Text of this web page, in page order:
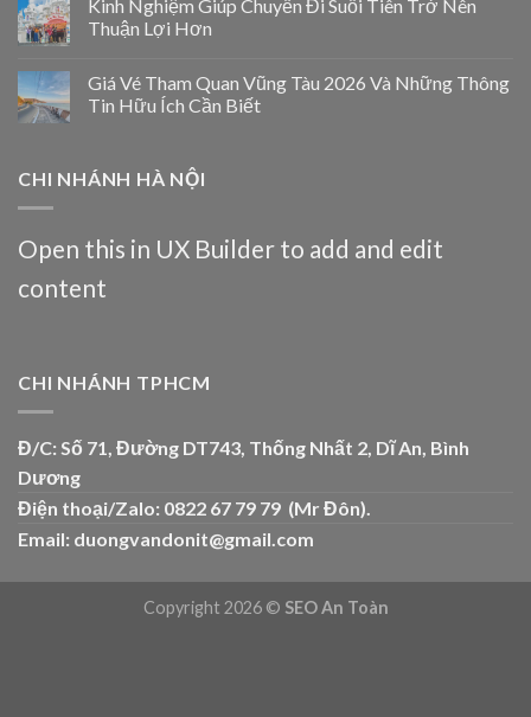
Kinh Nghiệm Giúp Chuyến Đi Suối Tiên Trở Nên
Thuận Lợi Hơn
Giá Vé Tham Quan Vũng Tàu 2026 Và Những Thông
Tin Hữu Ích Cần Biết
CHI NHÁNH HÀ NỘI
Open this in UX Builder to add and edit
content
CHI NHÁNH TPHCM
Đ/C: Số 71, Đường DT743, Thống Nhất 2, Dĩ An, Bình
Dương
Điện thoại/Zalo: 0822 67 79 79 (Mr Đôn).
Email: duongvandonit@gmail.com
Copyright 2026 © SEO An Toàn